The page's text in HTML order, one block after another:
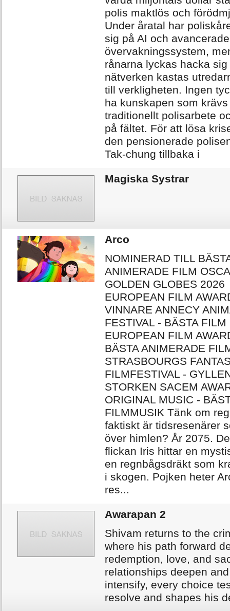
polis maktlös och
Under åratal har
sig på AI och avancerade
övervakningssystem,
rånarna lyckas hacka
nätverken kastas
till verkligheten. Ingen
ha kunskapen som
traditionellt polisarbete
på fältet. För att lösa
den pensionerade
Tak-chung tillbaka i
Magiska Systrar
Arco
NOMINERAD TILL
ANIMERADE FILM
GOLDEN GLOBES 2026
EUROPEAN FILM
VINNARE ANNECY
FESTIVAL - BÄSTA FILM
EUROPEAN FILM
BÄSTA ANIMERADE
STRASBOURGS
FILMFESTIVAL -
STORKEN SACEM
ORIGINAL MUSIC -
FILMMUSIK Tänk om
faktiskt är tidsresenärer
över himlen? År 2075.
flickan Iris hittar en
en regnbågsdräkt som
i skogen. Pojken heter
res...
Awarapan 2
Shivam returns to the
where his path forward
redemption, love, and
relationships deepen
intensify, every choice
resolve and shapes his